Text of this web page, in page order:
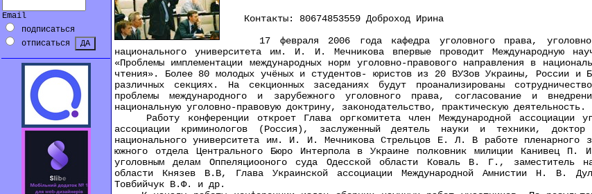
Email
подписаться
отписаться
Контакты: 80674853559 Доброход Ирина
17 февраля 2006 года кафедра уголовного права,
национального университета им. И. И. Мечникова впервые проводит Международную
«Проблемы имплементации международных норм уголовно-правового направления в
чтения». Более 80 молодых учёных и студентов- юристов из 20 ВУЗов Украины, России и
различных секциях. На секционных заседаниях будут проанализированы
проблемы международного и зарубежного уголовного права, согласование и
национальную уголовно-правовую доктрину, законодательство, практическую деятельность.
Работу конференции откроет Глава оргкомитета член Международной ассоциации
ассоциации криминологов (Россия), заслуженный деятель науки и техники, доктор
национального университета им. И. И. Мечникова Стрельцов Е. Л. В работе пленарного
южного отдела Центрального Бюро Интерпола в Украине полковник милиции Канивец
уголовным делам Оппеляциооного суда Одесской области Коваль В. Г., заместитель
области Князев В.В, Глава Украинской ассоциации Международной Амнистии Н. В.
Товбийчук В.Ф. и др.